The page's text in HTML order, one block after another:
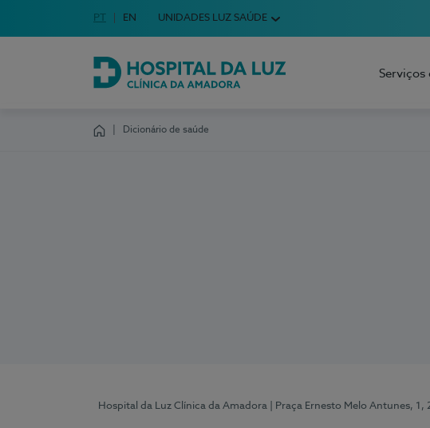
Escolha o seu idioma
Idioma em Português
PT English Language
EN UNIDADES LUZ SAÚDE
Hospital da Luz Clínica da Amadora
Serviços
Dicionário de saúde
Hospital da Luz Clínica da Amadora | Praça Ernesto Melo Antunes,